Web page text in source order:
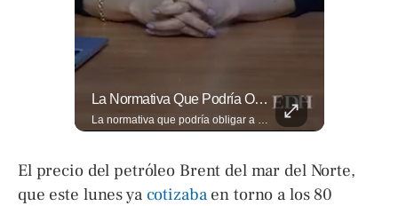
La Normativa Que Podría Obligar A Miles De Solicitantes A Salir De Estados Unidos Para Tramitar Su Residencia En Sus Países De Origen Sigue Vigente.
La normativa que podría obligar a miles de solicitantes a salir de Estados Unidos para tramitar su residencia en sus países de origen sigue vigente. ¿A quiénes podría afectar? Sandra Guevara lo explica. Más información en ➡️ eldiariodehoy.com #Migración #residenciapermanente #USA
El precio del petróleo Brent del mar del Norte,
que este lunes ya cotizaba en torno a los 80